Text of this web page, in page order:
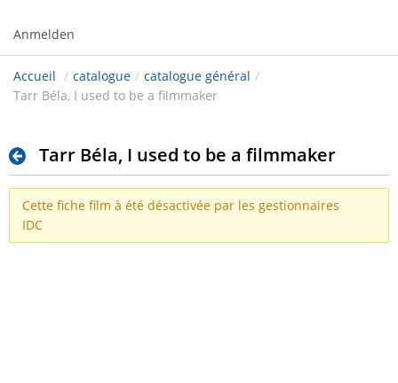
Anmelden
Accueil / catalogue / catalogue général /
Tarr Béla, I used to be a filmmaker
Tarr Béla, I used to be a filmmaker
Cette fiche film à été désactivée par les gestionnaires
IDC